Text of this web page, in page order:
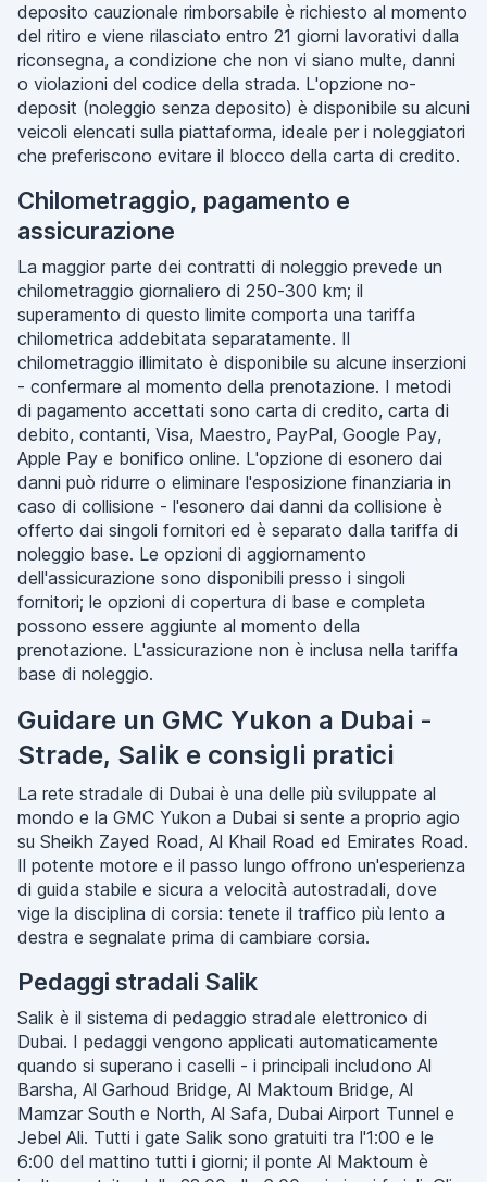
deposito cauzionale rimborsabile è richiesto al momento
del ritiro e viene rilasciato entro 21 giorni lavorativi dalla
riconsegna, a condizione che non vi siano multe, danni
o violazioni del codice della strada. L'opzione no-
deposit (noleggio senza deposito) è disponibile su alcuni
veicoli elencati sulla piattaforma, ideale per i noleggiatori
che preferiscono evitare il blocco della carta di credito.
Chilometraggio, pagamento e
assicurazione
La maggior parte dei contratti di noleggio prevede un
chilometraggio giornaliero di 250-300 km; il
superamento di questo limite comporta una tariffa
chilometrica addebitata separatamente. Il
chilometraggio illimitato è disponibile su alcune inserzioni
- confermare al momento della prenotazione. I metodi
di pagamento accettati sono carta di credito, carta di
debito, contanti, Visa, Maestro, PayPal, Google Pay,
Apple Pay e bonifico online. L'opzione di esonero dai
danni può ridurre o eliminare l'esposizione finanziaria in
caso di collisione - l'esonero dai danni da collisione è
offerto dai singoli fornitori ed è separato dalla tariffa di
noleggio base. Le opzioni di aggiornamento
dell'assicurazione sono disponibili presso i singoli
fornitori; le opzioni di copertura di base e completa
possono essere aggiunte al momento della
prenotazione. L'assicurazione non è inclusa nella tariffa
base di noleggio.
Guidare un GMC Yukon a Dubai -
Strade, Salik e consigli pratici
La rete stradale di Dubai è una delle più sviluppate al
mondo e la GMC Yukon a Dubai si sente a proprio agio
su Sheikh Zayed Road, Al Khail Road ed Emirates Road.
Il potente motore e il passo lungo offrono un'esperienza
di guida stabile e sicura a velocità autostradali, dove
vige la disciplina di corsia: tenete il traffico più lento a
destra e segnalate prima di cambiare corsia.
Pedaggi stradali Salik
Salik è il sistema di pedaggio stradale elettronico di
Dubai. I pedaggi vengono applicati automaticamente
quando si superano i caselli - i principali includono Al
Barsha, Al Garhoud Bridge, Al Maktoum Bridge, Al
Mamzar South e North, Al Safa, Dubai Airport Tunnel e
Jebel Ali. Tutti i gate Salik sono gratuiti tra l'1:00 e le
6:00 del mattino tutti i giorni; il ponte Al Maktoum è